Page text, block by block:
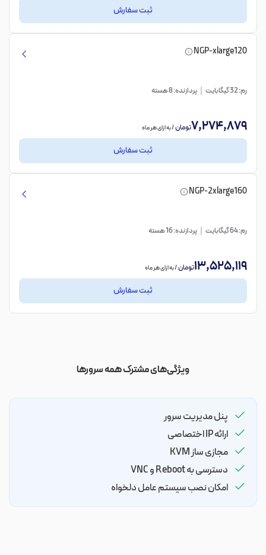
ثبت سفارش
NGP-xlarge120
رم: 32 گیگابایت پردازنده: 8 هسته
7,274,879تومان/ به ازای هر ماه
ثبت سفارش
NGP-2xlarge160
رم: 64 گیگابایت پردازنده: 16 هسته
13,525,119تومان/ به ازای هر ماه
ثبت سفارش
ویژگی‌های مشترک همه سرورها
پنل مدیریت سرور
ارائه IP اختصاصی
مجازی ساز KVM
دسترسی به Reboot و VNC
امکان نصب سیستم عامل دلخواه